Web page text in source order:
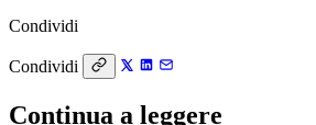
Condividi
Condividi
Continua a leggere